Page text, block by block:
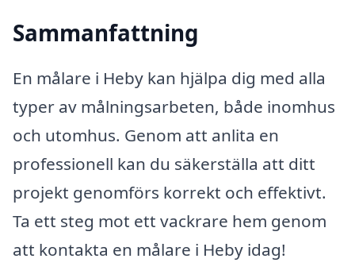
Sammanfattning
En målare i Heby kan hjälpa dig med alla
typer av målningsarbeten, både inomhus
och utomhus. Genom att anlita en
professionell kan du säkerställa att ditt
projekt genomförs korrekt och effektivt.
Ta ett steg mot ett vackrare hem genom
att kontakta en målare i Heby idag!